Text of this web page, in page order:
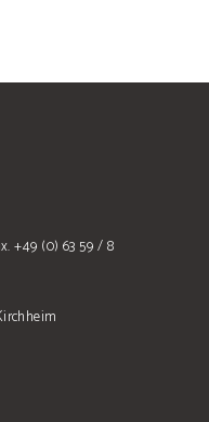
+49 (0) 63 59 / 8